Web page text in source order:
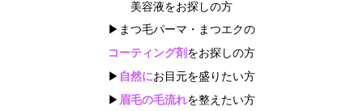
美容液をお探しの方
▶まつ毛パーマ・まつエクの
コーティング剤 をお探しの方
▶ 自然にお目元を盛りたい方
▶ 眉毛の毛流れを整えたい方